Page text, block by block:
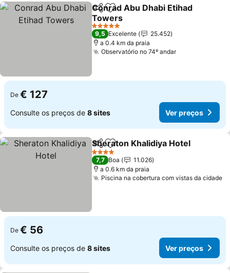
PartilharAdicionar aos favoritos
Conrad Abu Dhabi Etihad
Towers
Ver preços
5 Estrelas
9,5 Excelente
25.452
a 0.4 km da praia
Observatório no 74º andarVer preços
De € 127
Consulte os preços de 8 sites Ver preços
PartilharAdicionar aos favoritos
Sheraton Khalidiya Hotel
4 Estrelas
7,7 Boa
11.026
a 0.6 km da praia
Piscina na cobertura com vistas da cidade
De € 56
Consulte os preços de 8 sites Ver preços